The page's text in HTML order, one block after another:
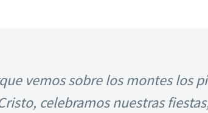
vemos sobre los montes los
celebramos nuestras